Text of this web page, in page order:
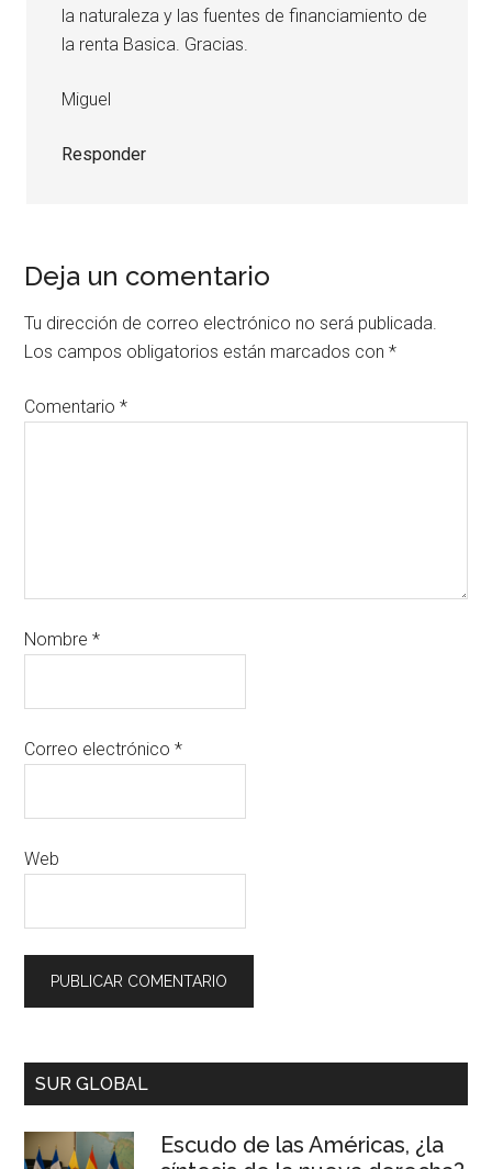
la naturaleza y las fuentes de financiamiento de
la renta Basica. Gracias.
Miguel
Responder
Deja un comentario
Tu dirección de correo electrónico no será publicada.
Los campos obligatorios están marcados con*
Comentario*
Nombre*
Correo electrónico*
Web
SUR GLOBAL
Escudo de las Américas, ¿la